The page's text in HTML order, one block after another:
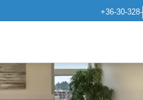
+36-30-328-